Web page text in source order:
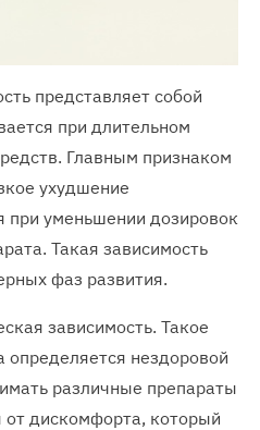
представляет собой
при длительном
Главным признаком
ухудшение
при уменьшении дозировок
Такая зависимость
фаз развития.
зависимость. Такое
определяется нездоровой
различные препараты
от дискомфорта, который